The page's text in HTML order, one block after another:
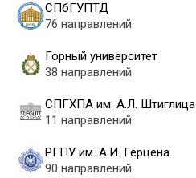
СПбГУПТД
76 направлений
Горный университет
38 направлений
СПГХПА им. А.Л. Штиглица
11 направлений
РГПУ им. А.И. Герцена
90 направлений